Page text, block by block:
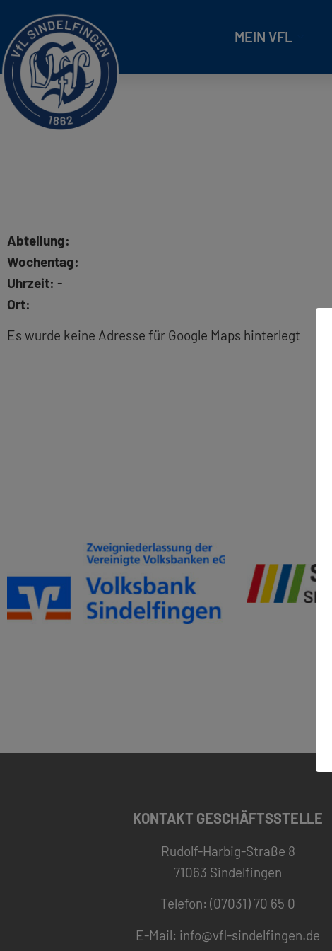
MEIN VFL
Abteilung:
Wochentag:
Uhrzeit: -
Ort:
Es wurde keine Adresse für Google Maps hinterlegt
KONTAKT GESCHÄFTSSTELLE
Rudolf-Harbig-Straße 8
71063 Sindelfingen
Telefon: (07031) 70 65 0
E-Mail: info@vfl-sindelfingen.de